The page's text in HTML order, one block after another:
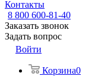
Контакты
8 800 600-81-40
Заказать звонок
Задать вопрос
Войти
Корзина0